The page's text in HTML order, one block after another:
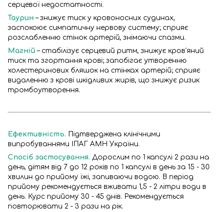
серцевої недостатності.
Таурин – знижує тиск у кровоносних судинах,
заспокоює симпатичну нервову систему; сприяє
розслабленню стінок артерій, знімаючи спазми.
Магній – стабілізує серцевий ритм, знижує кров'яний
тиск та згортання крові; запобігає утворенню
холестеринових бляшок на стінках артерій; сприяє
видаленню з крові шкідливих жирів, що знижує ризик
тромбоутворення.
Ефективність. Підтверджена клінічними
випробуваннями ІПАГ АМН України.
Спосіб застосування. Дорослим по 1 капсулі 2 рази на
день, дітям від 7 до 12 років по 1 капсулі в день за 15 - 30
хвилин до прийому їжі, запиваючи водою. В період
прийому рекомендується вживати 1,5 - 2 літри води в
день. Курс прийому 30 - 45 днів. Рекомендується
повторювати 2 - 3 рази на рік.